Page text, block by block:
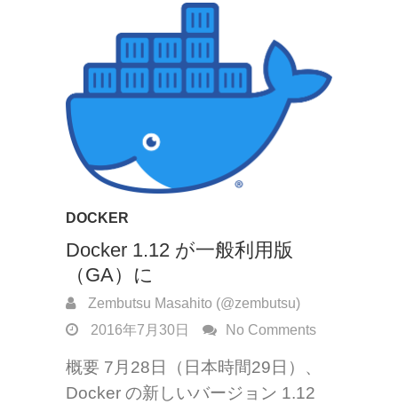
DOCKER
Docker 1.12 が一般利用版
（GA）に
Zembutsu Masahito (@zembutsu)
2016年7月30日
No Comments
概要 7月28日（日本時間29日）、
Docker の新しいバージョン 1.12